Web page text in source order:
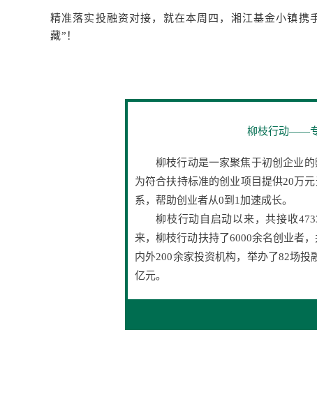
精准落实投融资对接，就在本周四，湘江基金小镇
藏”！
柳枝行动——
柳枝行动是一家聚焦于初创企业
为符合扶持标准的创业项目提供20万
系，帮助创业者从0到1加速成长。
柳枝行动自启动以来，共接收
来，柳枝行动扶持了6000余名创业者
内外200余家投资机构，举办了82场
亿元。